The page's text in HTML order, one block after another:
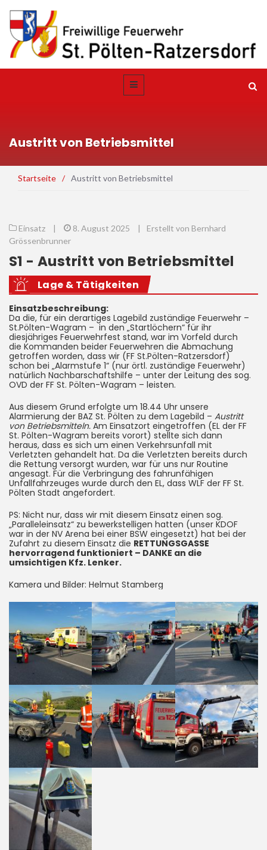
Austritt von Betriebsmittel
Startseite / Austritt von Betriebsmittel
Einsatz | 8. August 2025 |
Erstellt von Bernhard
Grössenbrunner
S1 - Austritt von Betriebsmittel
Lage & Tätigkeiten
Einsatzbeschreibung:
Da die, für ein derartiges Lagebild zuständige Feuerwehr –
St.Pölten-Wagram – in den „Startlöchern“ für ihr
diesjähriges Feuerwehrfest stand, war im Vorfeld durch
die Kommanden beider Feuerwehren die Abmachung
getroffen worden, dass wir (FF St.Pölten-Ratzersdorf)
schon bei „Alarmstufe 1“ (nur örtl. zuständige Feuerwehr)
natürlich Nachbarschaftshilfe – unter der Leitung des sog.
OVD der FF St. Pölten-Wagram – leisten.
Aus diesem Grund erfolgte um 18.44 Uhr unsere
Alarmierung der BAZ St. Pölten zu dem Lagebild – Austritt
von Betriebsmitteln. Am Einsatzort eingetroffen (EL der FF
St. Pölten-Wagram bereits vorort) stellte sich dann
heraus, dass es sich um einen Verkehrsunfall mit
Verletzten gehandelt hat. Da die Verletzten bereits durch
die Rettung versorgt wurden, war für uns nur Routine
angesagt. Für die Verbringung des fahrunfähigen
Unfallfahrzeuges wurde durch den EL, dass WLF der FF St.
Pölten Stadt angefordert.
PS: Nicht nur, dass wir mit diesem Einsatz einen sog.
„Paralleleinsatz“ zu bewerkstelligen hatten (unser KDOF
war in der NV Arena bei einer BSW eingesetzt) hat bei der
Zufahrt zu diesem Einsatz die RETTUNGSGASSE
hervorragend funktioniert – DANKE an die
umsichtigen Kfz. Lenker.
Kamera und Bilder: Helmut Stamberg